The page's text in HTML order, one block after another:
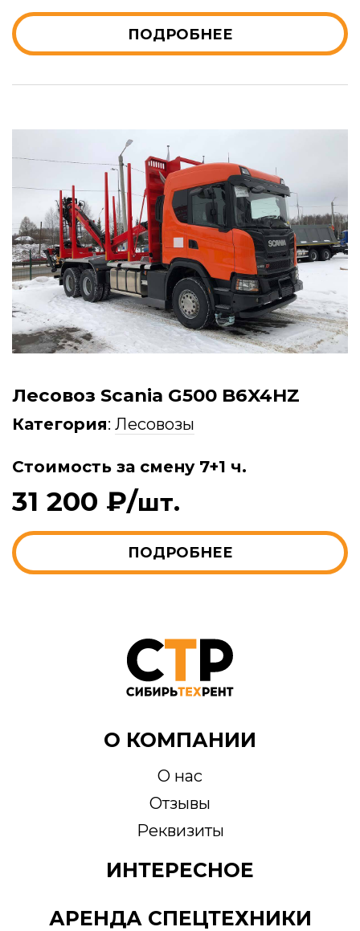
ПОДРОБНЕЕ
Лесовоз Scania G500 B6X4HZ
Категория: Лесовозы
Стоимость за смену 7+1 ч.
31 200 ₽/шт.
ПОДРОБНЕЕ
О КОМПАНИИ
О нас
Отзывы
Реквизиты
ИНТЕРЕСНОЕ
АРЕНДА СПЕЦТЕХНИКИ